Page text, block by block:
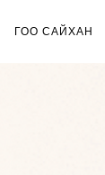
ГОО САЙХАН